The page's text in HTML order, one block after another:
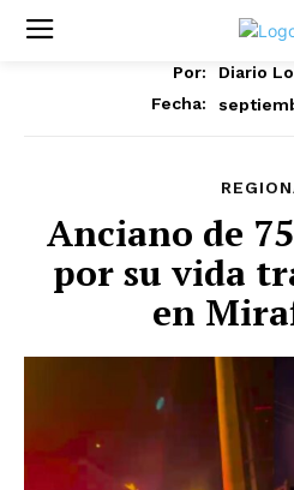
Por:
Diario
Fecha:
Anciano de
por su vida
en